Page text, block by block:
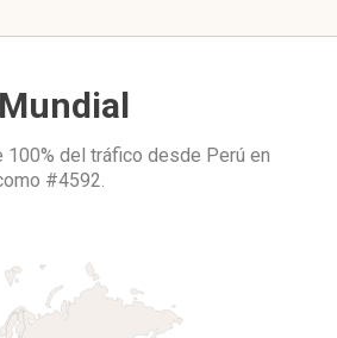
100% del tráfico desde Perú en
#4592.